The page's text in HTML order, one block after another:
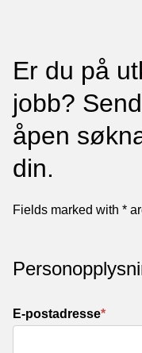
Er du på
Er du på
jobb?
åpen
din.
Fields marked with *
E-postadresse*